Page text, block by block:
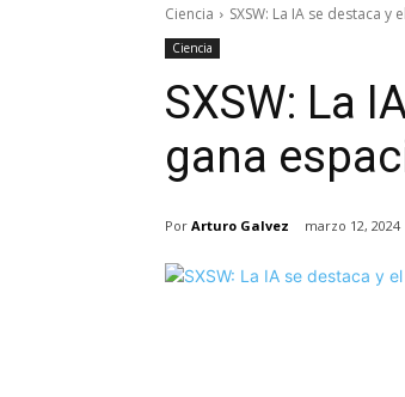
Ciencia SXSW: La IA se destaca
Ciencia
SXSW: La
gana
Por Arturo Galvez marzo 12, 2024